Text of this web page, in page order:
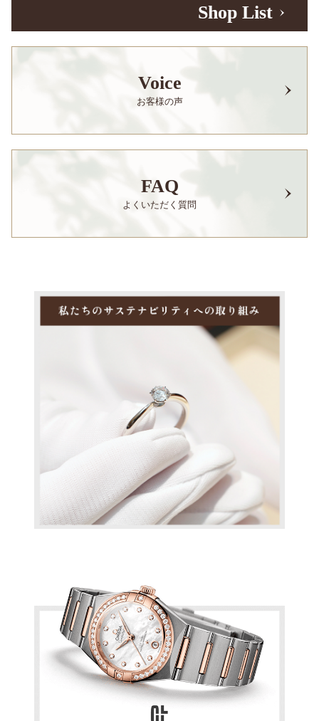
Shop List
Voice
お客様の声
FAQ
よくいただく質問